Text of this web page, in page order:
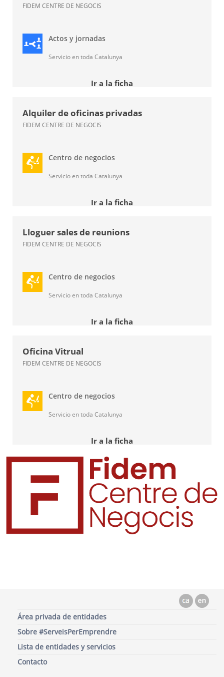
FIDEM CENTRE DE NEGOCIS
Actos y jornadas
Servicio en toda Catalunya
Ir a la ficha
Alquiler de oficinas privadas
FIDEM CENTRE DE NEGOCIS
Centro de negocios
Servicio en toda Catalunya
Ir a la ficha
Lloguer sales de reunions
FIDEM CENTRE DE NEGOCIS
Centro de negocios
Servicio en toda Catalunya
Ir a la ficha
Oficina Vitrual
FIDEM CENTRE DE NEGOCIS
Centro de negocios
Servicio en toda Catalunya
Ir a la ficha
Área privada de entidades
Sobre #ServeisPerEmprendre
Lista de entidades y servicios
Contacto